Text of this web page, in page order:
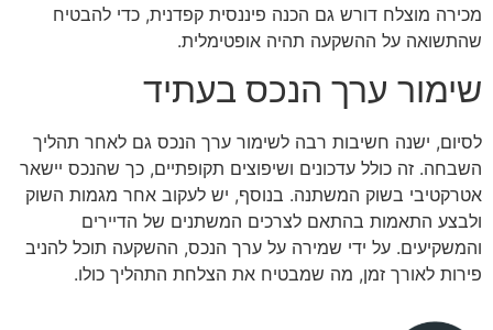
מכירה מוצלח דורש גם הכנה פיננסית קפדנית, כדי להבטיח
שהתשואה על ההשקעה תהיה אופטימלית.
שימור ערך הנכס בעתיד
לסיום, ישנה חשיבות רבה לשימור ערך הנכס גם לאחר תהליך
השבחה. זה כולל עדכונים ושיפוצים תקופתיים, כך שהנכס יישאר
אטרקטיבי בשוק המשתנה. בנוסף, יש לעקוב אחר מגמות השוק
ולבצע התאמות בהתאם לצרכים המשתנים של הדיירים
והמשקיעים. על ידי שמירה על ערך הנכס, ההשקעה תוכל להניב
פירות לאורך זמן, מה שמבטיח את הצלחת התהליך כולו.